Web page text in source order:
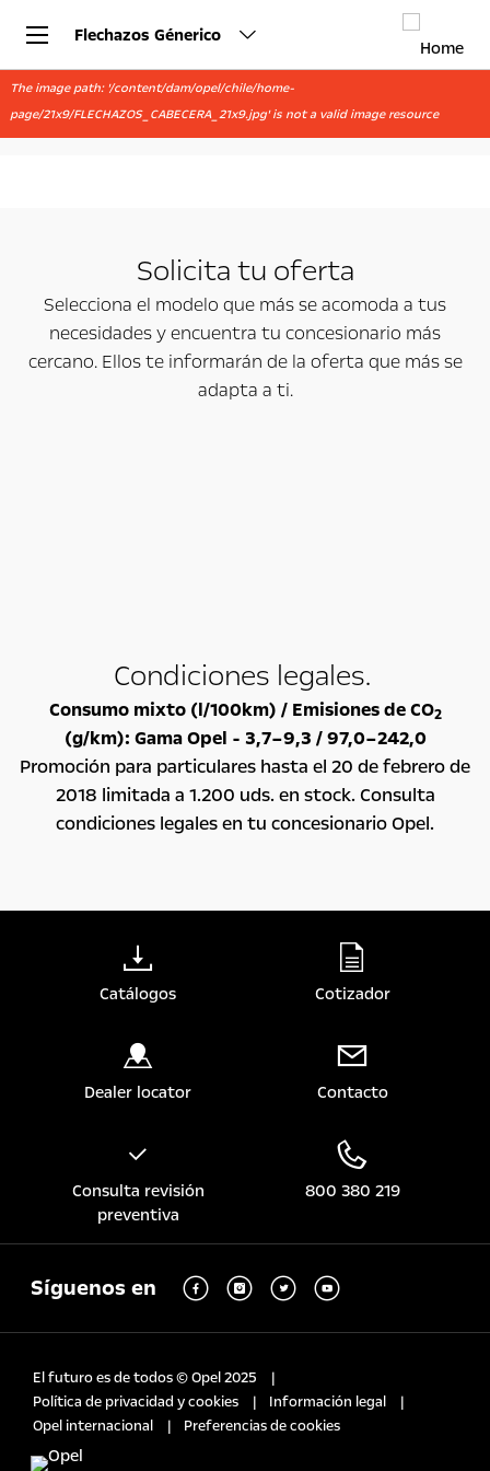
Flechazos Génerico
The image path: '/content/dam/opel/chile/home-
page/21x9/FLECHAZOS_CABECERA_21x9.jpg' is not a valid image resource
Solicita tu oferta
Selecciona el modelo que más se acomoda a tus
necesidades y encuentra tu concesionario más
cercano. Ellos te informarán de la oferta que más se
adapta a ti.
Condiciones legales.
Consumo mixto (l/100km) / Emisiones de CO2
(g/km): Gama Opel - 3,7–9,3 / 97,0–242,0
Promoción para particulares hasta el 20 de febrero de
2018 limitada a 1.200 uds. en stock. Consulta
condiciones legales en tu concesionario Opel.
Catálogos Cotizador
Dealer locator Contacto
Consulta revisión
preventiva
800 380 219
Síguenos en
El futuro es de todos © Opel 2025
Política de privacidad y cookies
Información legal
Opel internacional
Preferencias de cookies